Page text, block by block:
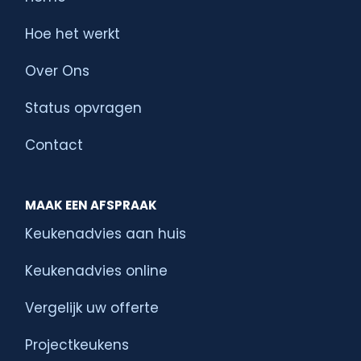
Hoe het werkt
Over Ons
Status opvragen
Contact
MAAK EEN AFSPRAAK
Keukenadvies aan huis
Keukenadvies online
Vergelijk uw offerte
Projectkeukens